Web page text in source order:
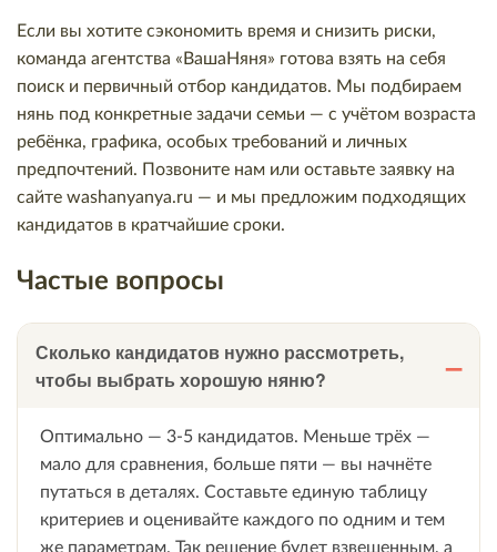
Если вы хотите сэкономить время и снизить риски,
команда агентства «ВашаНяня» готова взять на себя
поиск и первичный отбор кандидатов. Мы подбираем
нянь под конкретные задачи семьи — с учётом возраста
ребёнка, графика, особых требований и личных
предпочтений. Позвоните нам или оставьте заявку на
сайте washanyanya.ru — и мы предложим подходящих
кандидатов в кратчайшие сроки.
Частые вопросы
Сколько кандидатов нужно рассмотреть,
чтобы выбрать хорошую няню?
Оптимально — 3-5 кандидатов. Меньше трёх —
мало для сравнения, больше пяти — вы начнёте
путаться в деталях. Составьте единую таблицу
критериев и оценивайте каждого по одним и тем
же параметрам. Так решение будет взвешенным, а